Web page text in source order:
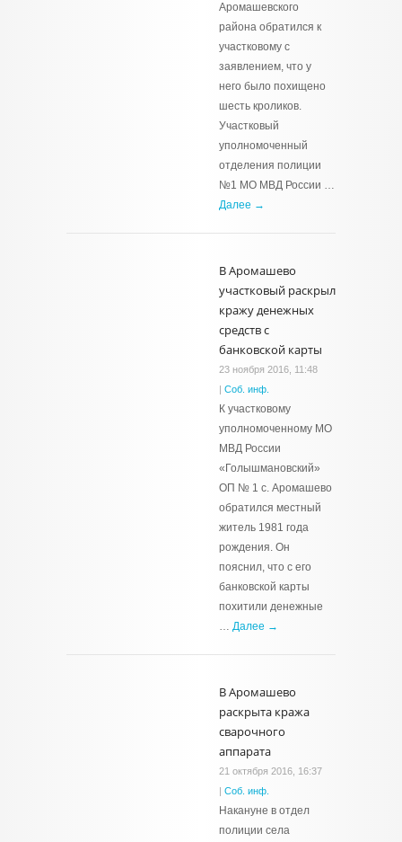
Аромашевского
района обратился к
участковому с
заявлением, что у
него было похищено
шесть кроликов.
Участковый
уполномоченный
отделения полиции
№1 МО МВД России …
Далее →
В Аромашево
участковый раскрыл
кражу денежных
средств с
банковской карты
23 ноября 2016, 11:48
| Соб. инф.
К участковому
уполномоченному МО
МВД России
«Голышмановский»
ОП № 1 с. Аромашево
обратился местный
житель 1981 года
рождения. Он
пояснил, что с его
банковской карты
похитили денежные
… Далее →
В Аромашево
раскрыта кража
сварочного
аппарата
21 октября 2016, 16:37
| Соб. инф.
Накануне в отдел
полиции села